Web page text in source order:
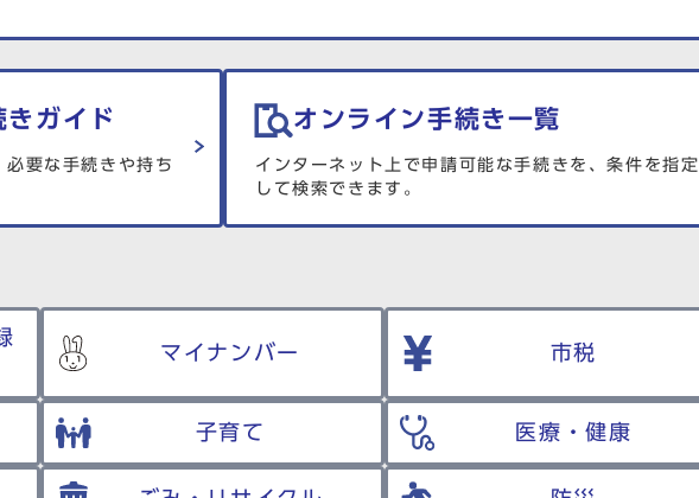
きガイド
要な手続きや持ち
オンライン手続き一覧
インターネット上で申請可能な手続きを、条件を指定
して検索できます。
マイナンバー 市税
子育て 医療・健康